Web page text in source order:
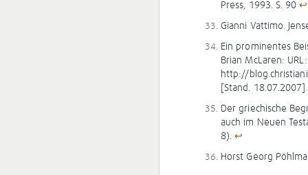
Press, 1993. S. 90↩
Gianni Vattimo.
Ein prominentes
Brian McLaren: URL:
http://
[Stand.
Der griechische
auch im Neuen
8).↩
Horst Georg